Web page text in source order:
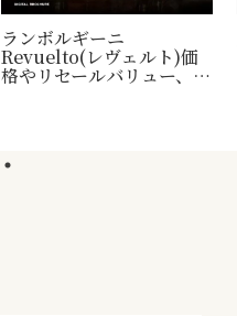
ランボルギーニ
Revuelto(レヴェルト)価
格やリセールバリュー、納